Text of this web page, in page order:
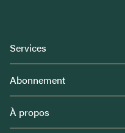
Services
Abonnement
À propos